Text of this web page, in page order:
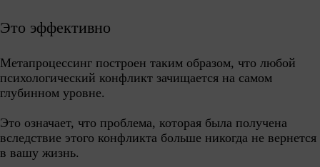
Это эффективно
Метапроцессинг построен таким образом, что любой
психологический конфликт зачищается на самом
глубинном уровне.
Это означает, что проблема, которая была получена
вследствие этого конфликта больше никогда не вернется
в вашу жизнь.